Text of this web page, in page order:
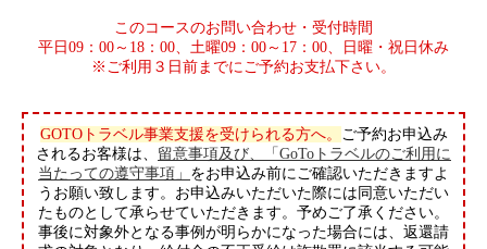
このコースのお問い合わせ・受付時間
平日09：00～18：00、土曜09：00～17：00、日曜・祝日休み
※ご利用３日前までにご予約お支払下さい。
GOTOトラベル事業支援を受けられる方へ。 ご予約お申込み
されるお客様は、 留意事項及び、「GoToトラベルのご利用に
当たっての遵守事項」 をお申込み前にご確認いただきますよ
うお願い致します。お申込みいただいた際には同意いただい
たものとして承らせていただきます。予めご了承ください。
事後に対象外となる事例が明らかになった場合には、返還請